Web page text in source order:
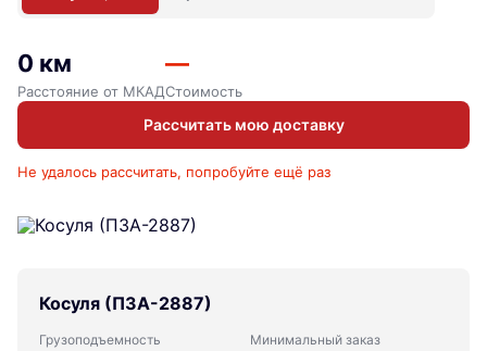
0 км
Расстояние от МКАД
—
Стоимость
Рассчитать мою доставку
Не удалось рассчитать, попробуйте ещё раз
Косуля (ПЗА-2887)
Грузоподъемность Минимальный заказ